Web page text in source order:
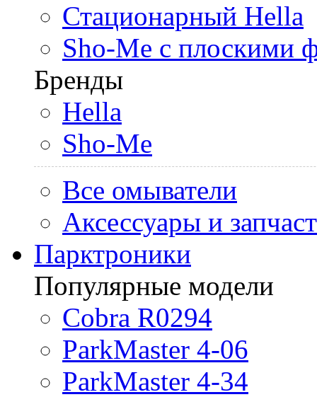
Стационарный Hella
Sho-Me с плоскими
Бренды
Hella
Sho-Me
Все омыватели
Аксессуары и
Парктроники
Популярные модели
Cobra R0294
ParkMaster 4-06
ParkMaster 4-34